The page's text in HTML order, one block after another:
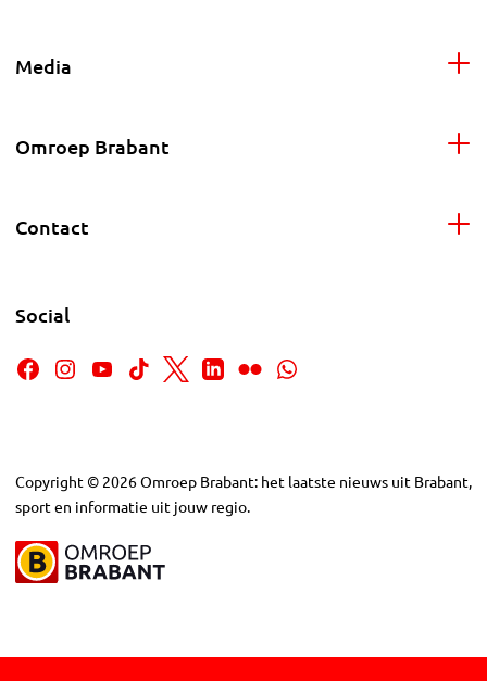
Media
Omroep Brabant
Contact
Social
Copyright © 2026Omroep Brabant: het laatste nieuws uit Brabant,
sport en informatie uit jouw regio.